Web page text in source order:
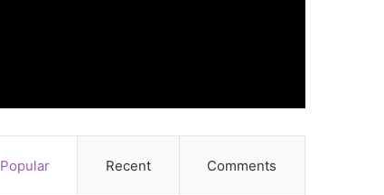
Popular Recent Comments